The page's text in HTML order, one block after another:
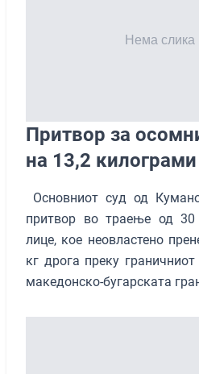
Притвор за
на 13,2
Основниот суд од
притвор во траење од
лице, кое неовластено
кг дрога преку
македонско-бугарската